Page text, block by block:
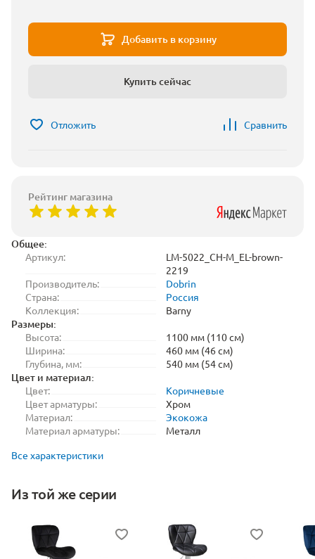
Общее:
Артикул:
LM-5022_CH-M_EL-brown-
2219
Производитель:
Dobrin
Страна:
Россия
Коллекция:
Barny
Размеры:
Высота:
1100 мм (110 см)
Ширина:
460 мм (46 см)
Глубина, мм:
540 мм (54 см)
Цвет и материал:
Цвет:
Коричневые
Цвет арматуры:
Хром
Материал:
Экокожа
Материал арматуры:
Металл
Все характеристики
Из той же серии
Добавить в корзину
Купить сейчас
Отложить Сравнить
Рейтинг магазина